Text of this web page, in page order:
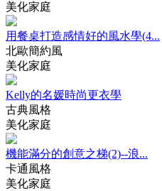
美化家庭
用餐桌打造感情好的風水學(4...
北歐簡約風
美化家庭
Kelly的名媛時尚更衣學
古典風格
美化家庭
機能滿分的創意之梯(2)--浪...
卡通風格
美化家庭